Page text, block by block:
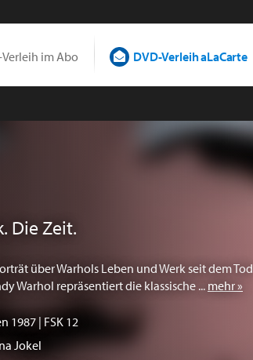
im Abo DVD-Verleih aLaCarte
Die Zeit.
über Warhols Leben und Werk seit dem Tod
Warhol repräsentiert die klassische ...mehr »
1987 | FSK 12
Jokel